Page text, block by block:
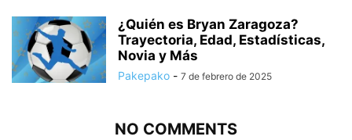
¿Quién es Bryan Zaragoza?
Trayectoria, Edad, Estadísticas,
Novia y Más
Pakepako - 7 de febrero de 2025
NO COMMENTS